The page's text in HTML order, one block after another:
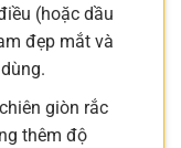
(hoặc dầu
đẹp mắt và
giòn rắc
thêm độ